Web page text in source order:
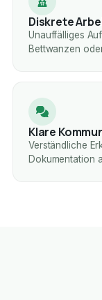
Diskrete
Unauffälliges
Bettwanzen
Klare
Verständliche
Dokumentation